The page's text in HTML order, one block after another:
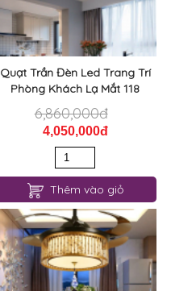
Quạt Trần Đèn Led Trang Trí
Phòng Khách Lạ Mắt 118
6,860,000đ
4,050,000đ
Thêm vào giỏ